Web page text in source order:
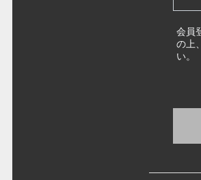
会員
の上
い。